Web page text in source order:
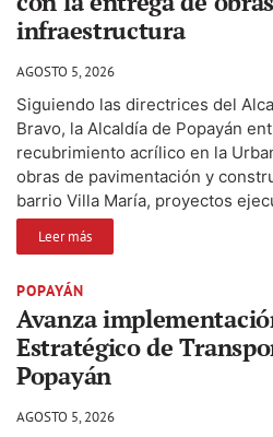
infraestructura
AGOSTO 5, 2026
Siguiendo las directrices del
Bravo, la Alcaldía de Popayán
recubrimiento acrílico en la
obras de pavimentación y
barrio Villa María, proyectos
Leer más
POPAYÁN
Avanza
Estratégico de
Popayán
AGOSTO 5, 2026